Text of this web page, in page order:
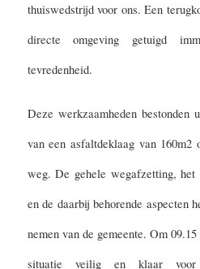
thuiswedstrijd voor ons. Een
directe omgeving getuigd
tevredenheid.
Deze werkzaamheden bestonden
van een asfaltdeklaag van 160m2
weg. De gehele wegafzetting,
en de daarbij behorende aspecten
nemen van de gemeente. Om
situatie veilig en klaar